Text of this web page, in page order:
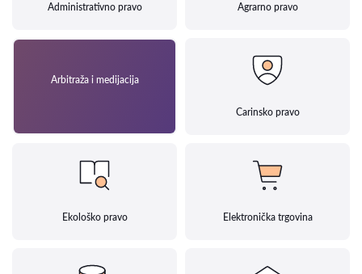
Administrativno pravo Agrarno pravo
Arbitraža i medijacija
Carinsko pravo
Ekološko pravo Elektronička trgovina